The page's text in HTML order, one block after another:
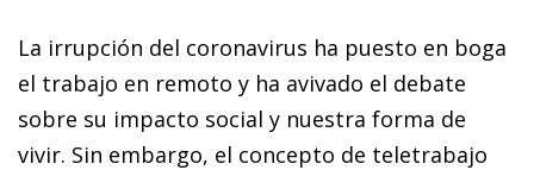
La irrupción del coronavirus ha puesto en boga
el trabajo en remoto y ha avivado el debate
sobre su impacto social y nuestra forma de
vivir. Sin embargo, el concepto de teletrabajo